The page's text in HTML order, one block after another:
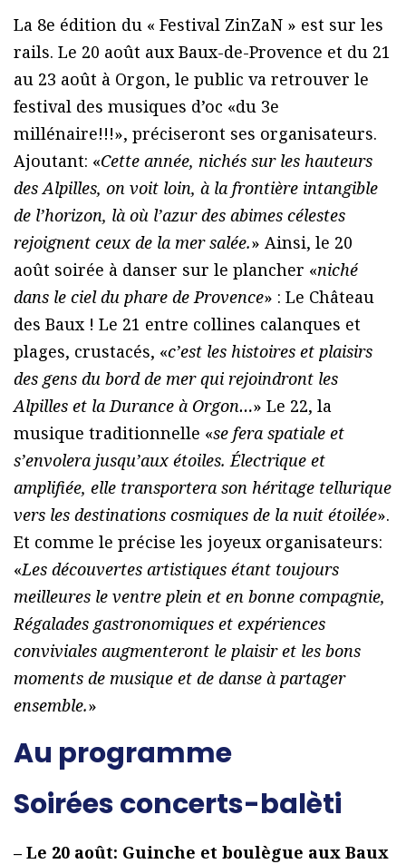
La 8e édition du « Festival ZinZaN » est sur les
rails. Le 20 août aux Baux-de-Provence et du 21
au 23 août à Orgon, le public va retrouver le
festival des musiques d’oc «du 3e
millénaire!!!», préciseront ses organisateurs.
Ajoutant: «Cette année, nichés sur les hauteurs
des Alpilles, on voit loin, à la frontière intangible
de l’horizon, là où l’azur des abimes célestes
rejoignent ceux de la mer salée.» Ainsi, le 20
août soirée à danser sur le plancher «niché
dans le ciel du phare de Provence» : Le Château
des Baux ! Le 21 entre collines calanques et
plages, crustacés, «c’est les histoires et plaisirs
des gens du bord de mer qui rejoindront les
Alpilles et la Durance à Orgon…» Le 22, la
musique traditionnelle «se fera spatiale et
s’envolera jusqu’aux étoiles. Électrique et
amplifiée, elle transportera son héritage tellurique
vers les destinations cosmiques de la nuit étoilée».
Et comme le précise les joyeux organisateurs:
«Les découvertes artistiques étant toujours
meilleures le ventre plein et en bonne compagnie,
Régalades gastronomiques et expériences
conviviales augmenteront le plaisir et les bons
moments de musique et de danse à partager
ensemble.»
Au programme
Soirées concerts-balèti
– Le 20 août: Guinche et boulègue aux Baux